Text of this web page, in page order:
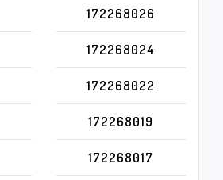
172268026
172268024
172268022
172268019
172268017